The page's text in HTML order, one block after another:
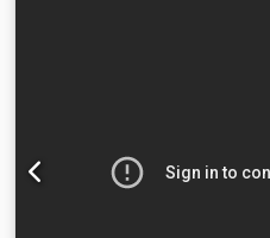
hochtonnigen oder